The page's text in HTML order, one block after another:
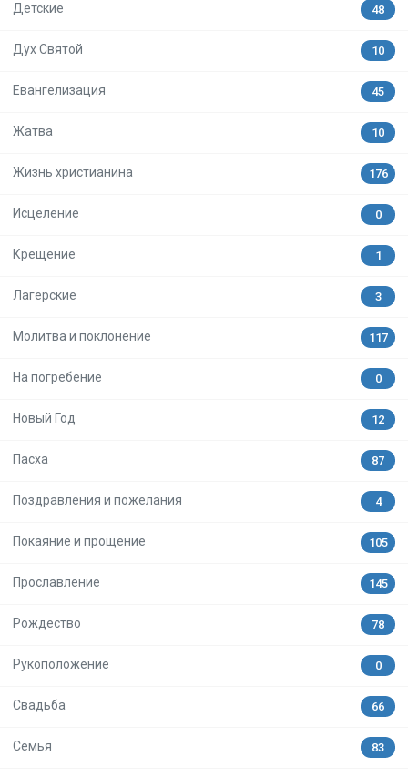
Детские 48
Дух Святой 10
Евангелизация 45
Жатва 10
Жизнь христианина 176
Исцеление 0
Крещение 1
Лагерские 3
Молитва и поклонение 117
На погребение 0
Новый Год 12
Пасха 87
Поздравления и пожелания 4
Покаяние и прощение 105
Прославление 145
Рождество 78
Рукоположение 0
Свадьба 66
Семья 83